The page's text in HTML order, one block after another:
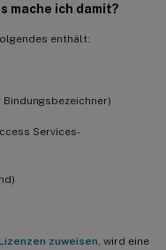
mache ich damit?
enthält:
Services-
zuweisen , wird eine